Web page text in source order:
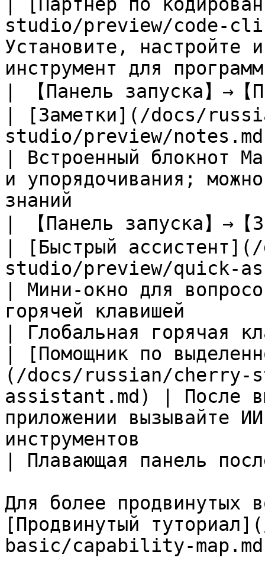
studio/preview/
Установите, настройте
инструмент для
| 【Панель запуска】→
| [Заметки](/docs/
studio/preview/
| Встроенный блокнот
и упорядочивания;
знаний
| 【Панель запуска
| [Быстрый
studio/preview/quick-
| Мини-окно для
горячей клавишей
| Глобальная
| [Помощник по
(/docs/russian/cherry-
assistant.md) | После
приложении вызывайте
инструментов
| Плавающая панель
Для более продвинутых
[Продвинутый
basic/capability-